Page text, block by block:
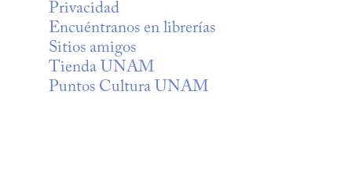
Privacidad
Encuéntranos en librerías
Sitios amigos
Tienda UNAM
Puntos Cultura UNAM